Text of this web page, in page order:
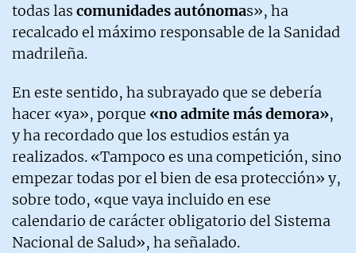
todas las comunidades autónomas», ha
recalcado el máximo responsable de la Sanidad
madrileña.
En este sentido, ha subrayado que se debería
hacer «ya», porque «no admite más demora»,
y ha recordado que los estudios están ya
realizados. «Tampoco es una competición, sino
empezar todas por el bien de esa protección» y,
sobre todo, «que vaya incluido en ese
calendario de carácter obligatorio del Sistema
Nacional de Salud», ha señalado.